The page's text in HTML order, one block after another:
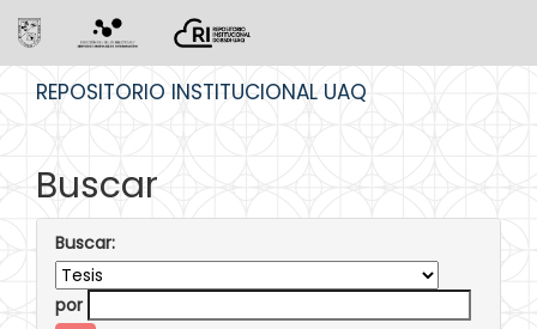
REPOSITORIO INSTITUCIONAL UAQ
Buscar
Buscar:
por